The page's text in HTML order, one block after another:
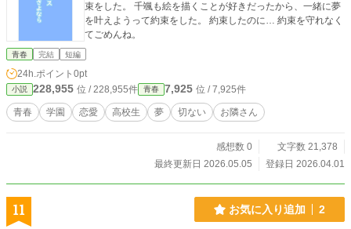
束をした。 千颯も絵を描くことが好きだったから、一緒に夢
を叶えようって約束をした。 約束したのに… 約束を守れなく
てごめんね。
青春 完結 短編
24h.ポイント 0pt
小説 228,955 位 / 228,955件 青春 7,925 位 / 7,925件
青春 学園 恋愛 高校生 夢 切ない お隣さん
感想数 0
文字数 21,378
最終更新日 2026.05.05
登録日 2026.04.01
11 お気に入り追加 2